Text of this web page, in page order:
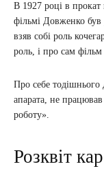
В 1927 році в
фільмі Довженко
взяв собі роль
роль, і про сам
Про себе
апарата, не
роботу».
Розквіт